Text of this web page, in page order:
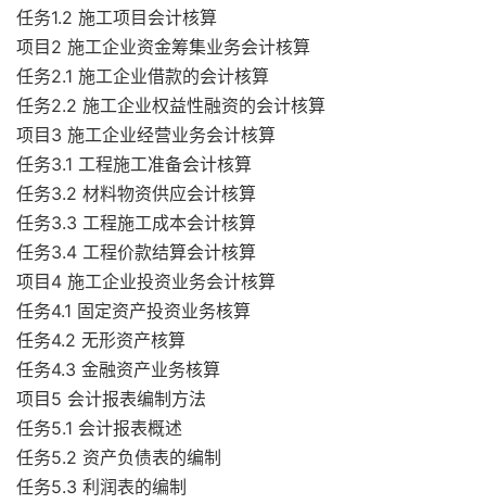
任务1.2 施工项目会计核算
项目2 施工企业资金筹集业务会计核算
任务2.1 施工企业借款的会计核算
任务2.2 施工企业权益性融资的会计核算
项目3 施工企业经营业务会计核算
任务3.1 工程施工准备会计核算
任务3.2 材料物资供应会计核算
任务3.3 工程施工成本会计核算
任务3.4 工程价款结算会计核算
项目4 施工企业投资业务会计核算
任务4.1 固定资产投资业务核算
任务4.2 无形资产核算
任务4.3 金融资产业务核算
项目5 会计报表编制方法
任务5.1 会计报表概述
任务5.2 资产负债表的编制
任务5.3 利润表的编制